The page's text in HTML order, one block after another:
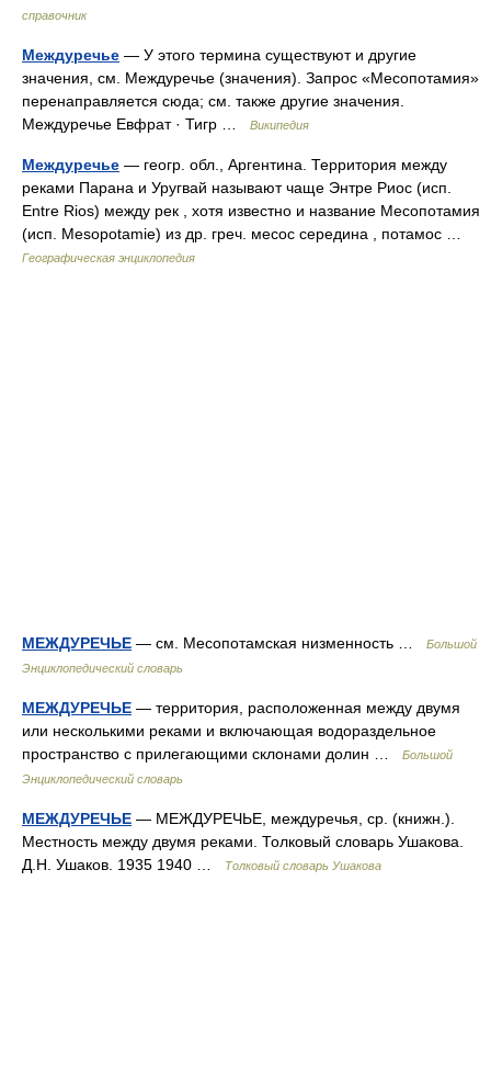
справочник
Междуречье — У этого термина существуют и другие
значения, см. Междуречье (значения). Запрос «Месопотамия»
перенаправляется сюда; см. также другие значения.
Междуречье Евфрат · Тигр …
Википедия
Междуречье — геогр. обл., Аргентина. Территория между
реками Парана и Уругвай называют чаще Энтре Риос (исп.
Entre Rios) между рек , хотя известно и название Месопотамия
(исп. Mesopotamie) из др. греч. месос середина , потамос …
Географическая энциклопедия
МЕЖДУРЕЧЬЕ — см. Месопотамская низменность …
Большой
Энциклопедический словарь
МЕЖДУРЕЧЬЕ — территория, расположенная между двумя
или несколькими реками и включающая водораздельное
пространство с прилегающими склонами долин …
Большой
Энциклопедический словарь
МЕЖДУРЕЧЬЕ — МЕЖДУРЕЧЬЕ, междуречья, ср. (книжн.).
Местность между двумя реками. Толковый словарь Ушакова.
Д.Н. Ушаков. 1935 1940 …
Толковый словарь Ушакова